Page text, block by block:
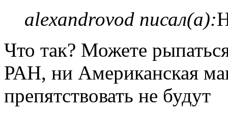
alexandrovod писал(а):
Что так? Можете
РАН, ни Американская
препятствовать не будут